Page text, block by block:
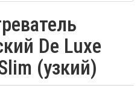
De Luxe
(узкий)